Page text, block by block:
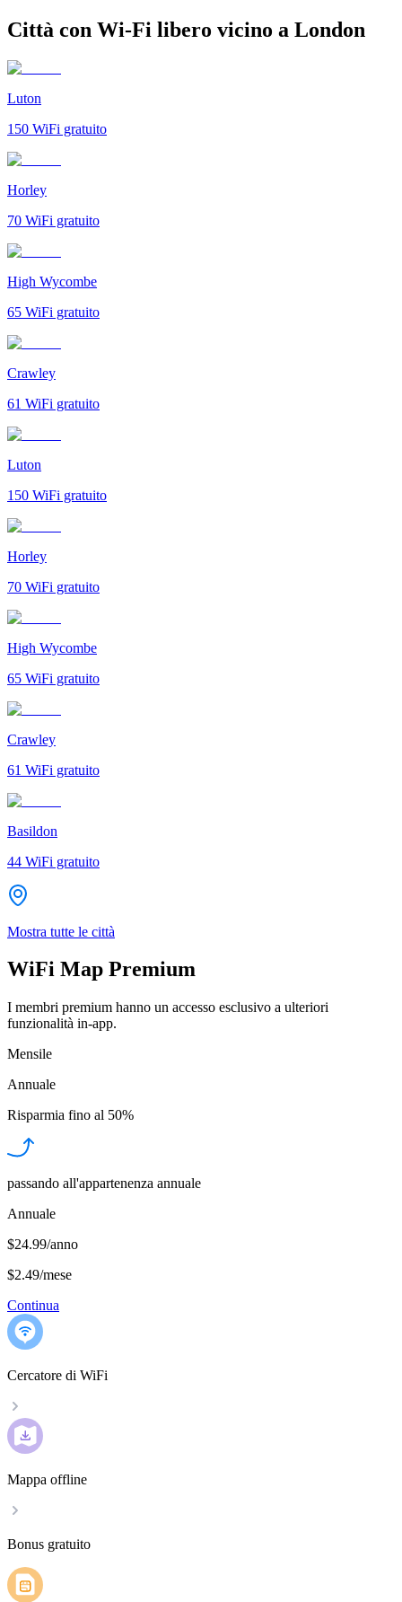
Città con Wi-Fi libero vicino a London
Luton
150 WiFi gratuito
Horley
70 WiFi gratuito
High Wycombe
65 WiFi gratuito
Crawley
61 WiFi gratuito
Luton
150 WiFi gratuito
Horley
70 WiFi gratuito
High Wycombe
65 WiFi gratuito
Crawley
61 WiFi gratuito
Basildon
44 WiFi gratuito
Mostra tutte le città
WiFi Map Premium
I membri premium hanno un accesso esclusivo a ulteriori
funzionalità in-app.
Mensile
Annuale
Risparmia fino al 50%
passando all'appartenenza annuale
Annuale
$24.99/anno
$2.49/mese
Continua
Cercatore di WiFi
Mappa offline
Bonus gratuito